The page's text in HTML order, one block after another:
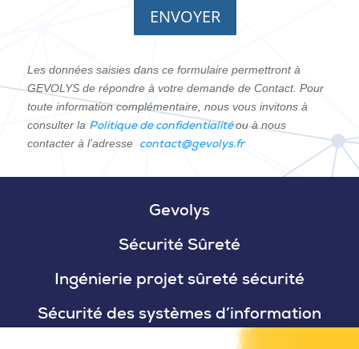
ENVOYER
Les données saisies dans ce formulaire permettront à
GEVOLYS de répondre à votre demande de Contact. Pour
toute information complémentaire, nous vous invitons à
consulter la Politique de confidentialitéou à nous
contacter à l’adresse contact@gevolys.fr
Gevolys
Sécurité Sûreté
Ingénierie projet sûreté sécurité
Sécurité des systèmes d’information